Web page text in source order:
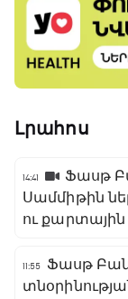
Լրահոս
14:41
Ֆասթ
Սամմիթին
ու
11:55
Ֆասթ